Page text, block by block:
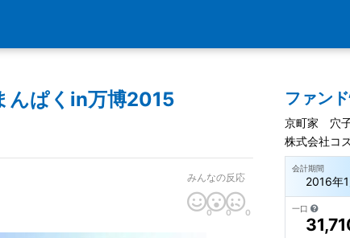
んぱくin万博2015
みんなの反応
0 0 0
ファン
京町家 穴
株式会社コ
会計期間
2016年
一口